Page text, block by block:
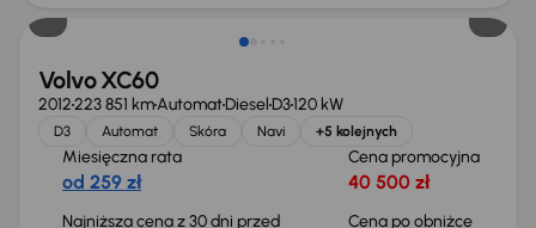
Volvo XC60
2012223 851 kmAutomatDiesel D3120 kW
D3 Automat Skóra Navi +5 kolejnych
Miesięczna rata
od 259 zł
Cena promocyjna
40 500 zł
Najniższa cena z 30 dni przed Cena po obniżce